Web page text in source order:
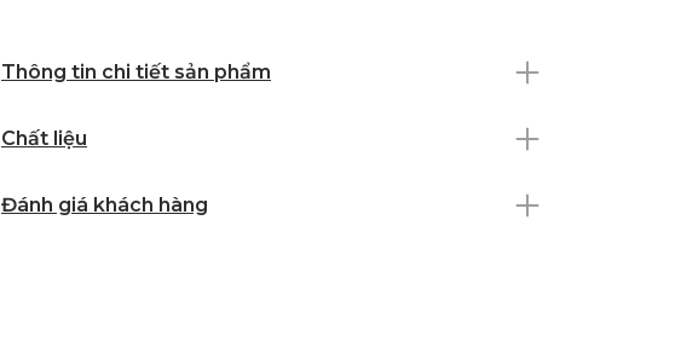
Thông tin chi tiết sản phẩm
Chất liệu
Đánh giá khách hàng